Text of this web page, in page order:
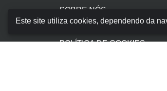
SOBRE NÓS
TERMOS E CONDIÇÕES
POLÍTICA DE COOKIES
Este site utiliza cookies, dependendo da